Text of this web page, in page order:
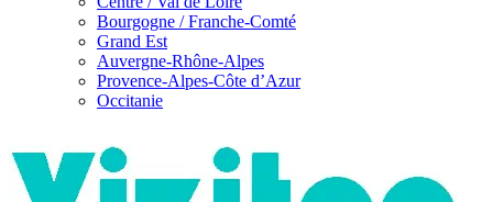
Bourgogne / Franche-Comté
Grand Est
Auvergne-Rhône-Alpes
Provence-Alpes-Côte d’Azur
Occitanie